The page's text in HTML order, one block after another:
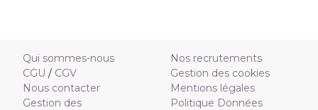
Qui sommes-nous
CGU / CGV
Nous contacter
Gestion des
Nos recrutements
Gestion des cookies
Mentions légales
Politique Données